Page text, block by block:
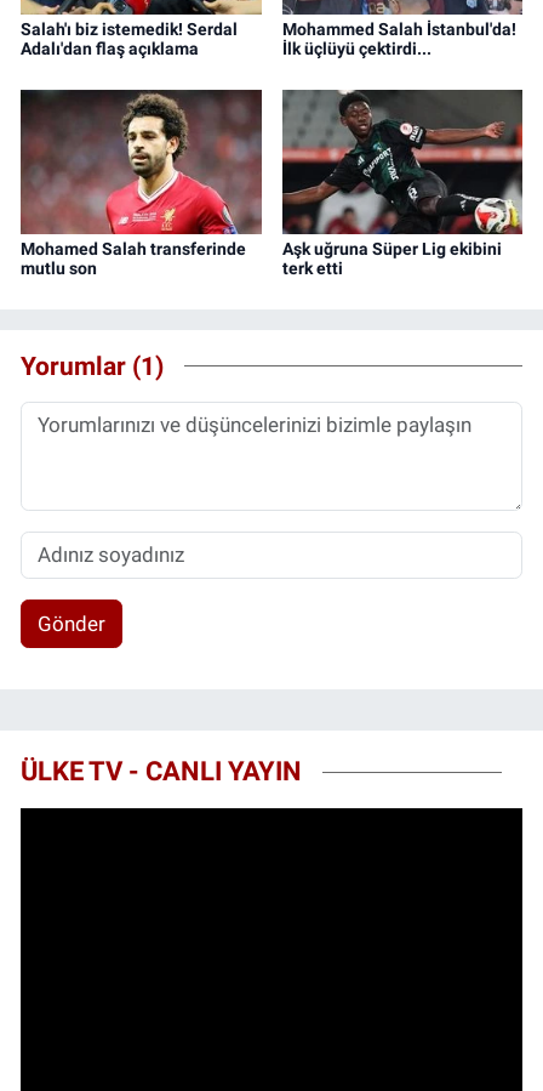
Salah'ı biz istemedik! Serdal
Adalı'dan flaş açıklama
Mohammed Salah İstanbul'da!
İlk üçlüyü çektirdi...
Mohamed Salah transferinde
mutlu son
Aşk uğruna Süper Lig ekibini
terk etti
Yorumlar (1)
Gönder
ÜLKE TV - CANLI YAYIN